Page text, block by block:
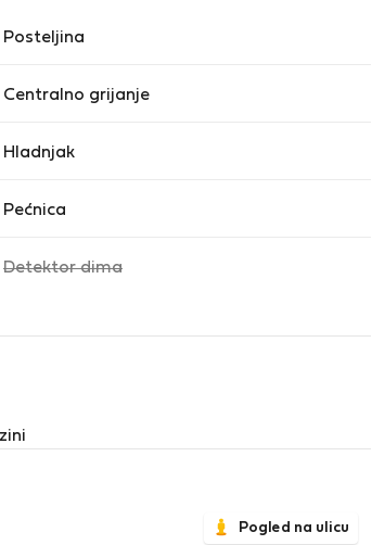
Posteljina
Centralno grijanje
Hladnjak
Pećnica
Detektor dima,
Pogled na ulicu